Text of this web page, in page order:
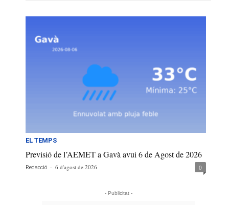
EL TEMPS
Previsió de l’AEMET a Gavà avui 6 de Agost de 2026
Redacció - 6 d'agost de 2026 0
- Publicitat -